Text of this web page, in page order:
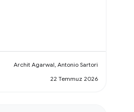
Archit Agarwal, Antonio Sartori
22 Temmuz 2026